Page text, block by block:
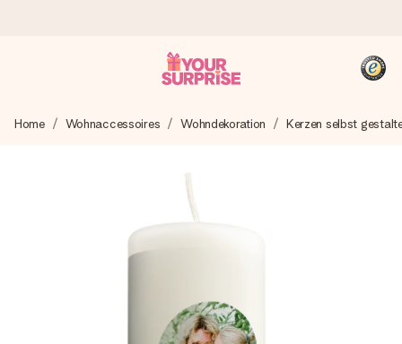
Wir bereiten dein Geschenk sorgfältig vor und schicken es
4,8 (basierend auf +15.000 Bewertungen)
Home Wohnaccessoires Wohndekoration Kerzen selbst